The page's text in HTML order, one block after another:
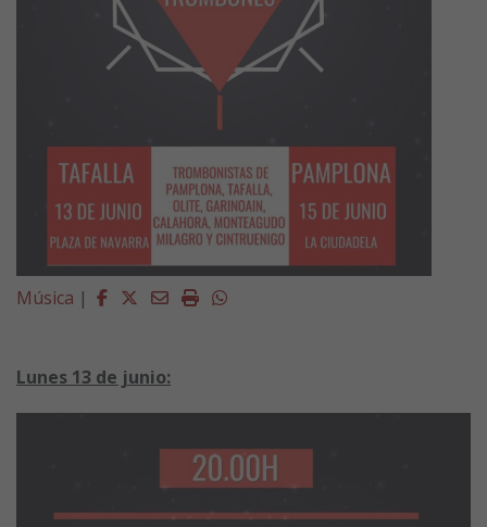
Música | Facebook
Twitter
EmailImprimirWhatsapp
Lunes 13 de junio: